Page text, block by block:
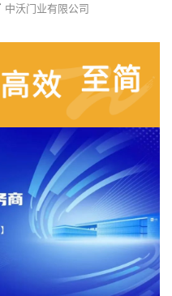
中沃门业有限公司